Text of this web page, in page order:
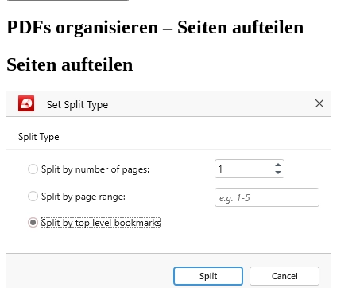
PDFs organisieren – Seiten aufteilen
Seiten aufteilen